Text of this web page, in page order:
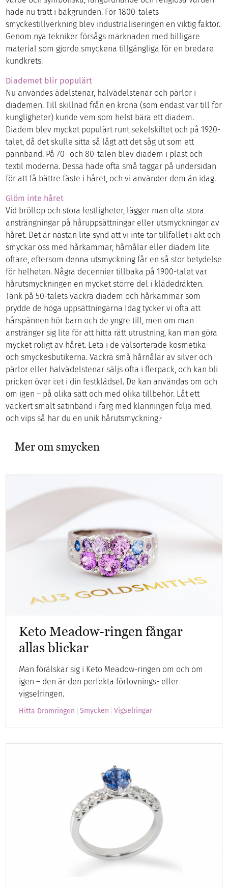
hade nu trätt i bakgrunden. För 1800-talets
smyckestillverkning blev industrialiseringen en viktig faktor.
Genom nya tekniker försågs marknaden med billigare
material som gjorde smyckena tillgängliga för en bredare
kundkrets.
Diademet blir populärt
Nu användes ädelstenar, halvädelstenar och pärlor i
diademen. Till skillnad från en krona (som endast var till för
kungligheter) kunde vem som helst bära ett diadem.
Diadem blev mycket populärt runt sekelskiftet och på 1920-
talet, då det skulle sitta så lågt att det såg ut som ett
pannband. På 70- och 80-talen blev diadem i plast och
textil moderna. Dessa hade ofta små taggar på undersidan
för att få bättre fäste i håret, och vi använder dem än idag.
Glöm inte håret
Vid bröllop och stora festligheter, lägger man ofta stora
ansträngningar på håruppsättningar eller utsmyckningar av
håret. Det är nästan lite synd att vi inte tar tillfället i akt och
smyckar oss med hårkammar, hårnålar eller diadem lite
oftare, eftersom denna utsmyckning får en så stor betydelse
för helheten. Några decennier tillbaka på 1900-talet var
hårutsmyckningen en mycket större del i klädedräkten.
Tänk på 50-talets vackra diadem och hårkammar som
prydde de höga uppsättningarna Idag tycker vi ofta att
hårspännen hör barn och de yngre till, men om man
anstränger sig lite för att hitta rätt utrustning, kan man göra
mycket roligt av håret. Leta i de välsorterade kosmetika-
och smyckesbutikerna. Vackra små hårnålar av silver och
pärlor eller halvädelstenar säljs ofta i flerpack, och kan bli
pricken över i:et i din festklädsel. De kan användas om och
om igen – på olika sätt och med olika tillbehör. Låt ett
vackert smalt satinband i färg med klänningen följa med,
och vips så har du en unik hårutsmyckning.•
Mer om smycken
Keto Meadow-ringen fångar
allas blickar
Man förälskar sig i Keto Meadow-ringen om och om
igen – den är den perfekta förlovnings- eller
vigselringen.
Hitta Drömringen Smycken Vigselringar